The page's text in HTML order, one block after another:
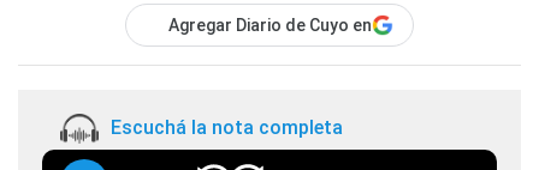
Agregar Diario de Cuyo en
Escuchá la nota completa